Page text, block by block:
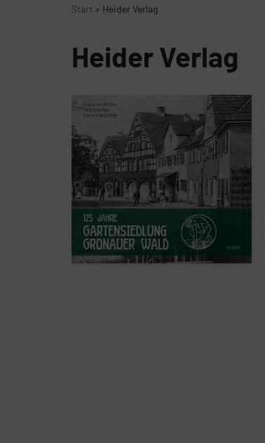
Start » Heider Verlag
Heider Verlag